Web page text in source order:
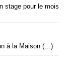
stage pour le mois
à la Maison (…)